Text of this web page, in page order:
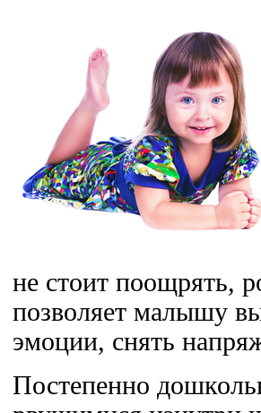
не стоит поощрять,
позволяет малышу
эмоции, снять
Постепенно